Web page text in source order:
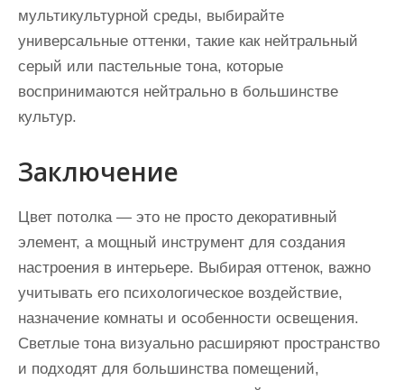
мультикультурной среды, выбирайте
универсальные оттенки, такие как нейтральный
серый или пастельные тона, которые
воспринимаются нейтрально в большинстве
культур.
Заключение
Цвет потолка — это не просто декоративный
элемент, а мощный инструмент для создания
настроения в интерьере. Выбирая оттенок, важно
учитывать его психологическое воздействие,
назначение комнаты и особенности освещения.
Светлые тона визуально расширяют пространство
и подходят для большинства помещений,